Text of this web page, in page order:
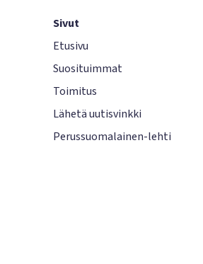
Sivut
Etusivu
Suosituimmat
Toimitus
Lähetä uutisvinkki
Perussuomalainen-lehti